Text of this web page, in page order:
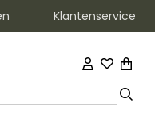
Klantenservice